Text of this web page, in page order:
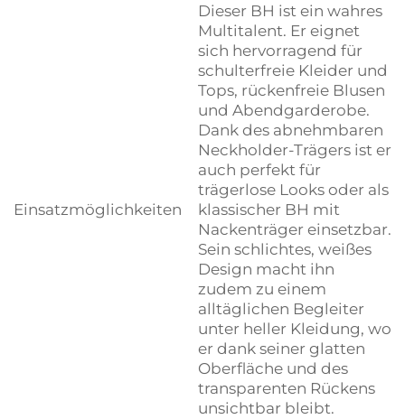
Einsatzmöglichkeiten
Dieser BH ist ein wahres
Multitalent. Er eignet
sich hervorragend für
schulterfreie Kleider und
Tops, rückenfreie Blusen
und Abendgarderobe.
Dank des abnehmbaren
Neckholder-Trägers ist er
auch perfekt für
trägerlose Looks oder als
klassischer BH mit
Nackenträger einsetzbar.
Sein schlichtes, weißes
Design macht ihn
zudem zu einem
alltäglichen Begleiter
unter heller Kleidung, wo
er dank seiner glatten
Oberfläche und des
transparenten Rückens
unsichtbar bleibt.